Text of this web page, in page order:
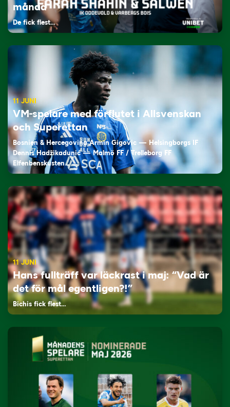
månad
De fick flest…
11 JUNI
VM-spelare med förflutet i Allsvenskan
och Superettan
Bosnien & Hercegovina Armin Gigovic — Helsingborgs IF
Dennis Hadžikadunić — Malmö FF / Trelleborg FF
Elfenbenskusten…
11 JUNI
Hans fullträff var läckrast i maj: “Vad är
det för mål egentligen?!”
Bichis fick flest…